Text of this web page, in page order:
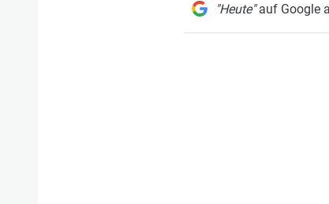
"Heute"auf Google